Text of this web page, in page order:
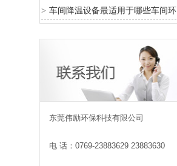
> 车间降温设备最适用于哪些车间环
东莞伟励环保科技有限公司
电 话：0769-23883629 23883630